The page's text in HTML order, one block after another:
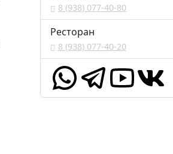
8 (938) 077-40-80
Ресторан
8 (938) 077-40-20